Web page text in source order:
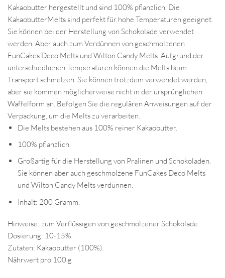
Kakaobutter hergestellt und sind 100% pflanzlich. Die
KakaobutterMelts sind perfekt für hohe Temperaturen geeignet.
Sie können bei der Herstellung von Schokolade verwendet
werden. Aber auch zum Verdünnen von geschmolzenen
FunCakes Deco Melts und Wilton Candy Melts. Aufgrund der
unterschiedlichen Temperaturen können die Melts beim
Transport schmelzen. Sie können trotzdem verwendet werden,
aber sie kommen möglicherweise nicht in der ursprünglichen
Waffelform an. Befolgen Sie die regulären Anweisungen auf der
Verpackung, um die Melts zu verarbeiten.
Die Melts bestehen aus 100% reiner Kakaobutter.
100% pflanzlich.
Großartig für die Herstellung von Pralinen und Schokoladen.
Sie können aber auch geschmolzene FunCakes Deco Melts
und Wilton Candy Melts verdünnen.
Inhalt: 200 Gramm.
Hinweise: zum Verflüssigen von geschmolzener Schokolade.
Dosierung: 10-15%.
Zutaten: Kakaobutter (100%).
Nährwert pro 100 g